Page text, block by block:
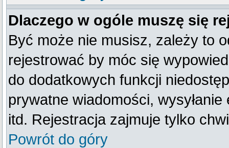
Dlaczego w ogóle muszę się
Być może nie musisz, zależy to
rejestrować by móc się
do dodatkowych funkcji
prywatne wiadomości,
itd. Rejestracja zajmuje tylko
Powrót do góry